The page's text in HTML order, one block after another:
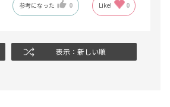
参考になった 0 Like! 0
表示：新しい順